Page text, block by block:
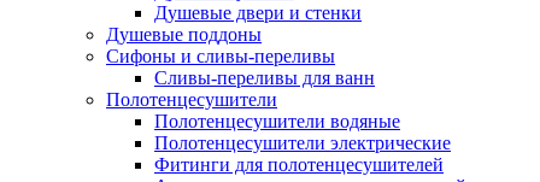
Душевые двери и стенки
Душевые поддоны
Сифоны и сливы-переливы
Сливы-переливы для ванн
Полотенцесушители
Полотенцесушители водяные
Полотенцесушители электрические
Фитинги для полотенцесушителей